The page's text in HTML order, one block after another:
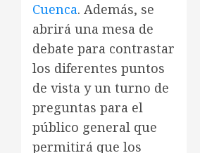
Cuenca. Además, se
abrirá una mesa de
debate para contrastar
los diferentes puntos
de vista y un turno de
preguntas para el
público general que
permitirá que los